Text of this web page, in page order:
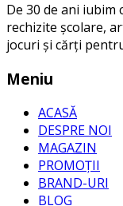
De 30 de ani iubim
rechizite școlare,
jocuri și cărți
Meniu
ACASĂ
DESPRE NOI
MAGAZIN
PROMOȚII
BRAND-URI
BLOG